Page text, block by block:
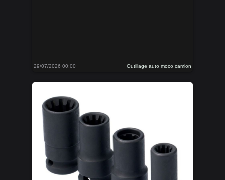
29/07/2026 00:00 Outillage auto moco camion